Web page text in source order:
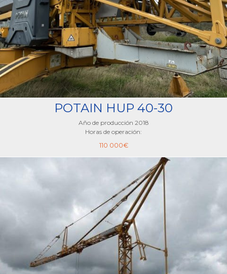
POTAIN HUP 40-30
Año de producción 2018
Horas de operación:
110 000€